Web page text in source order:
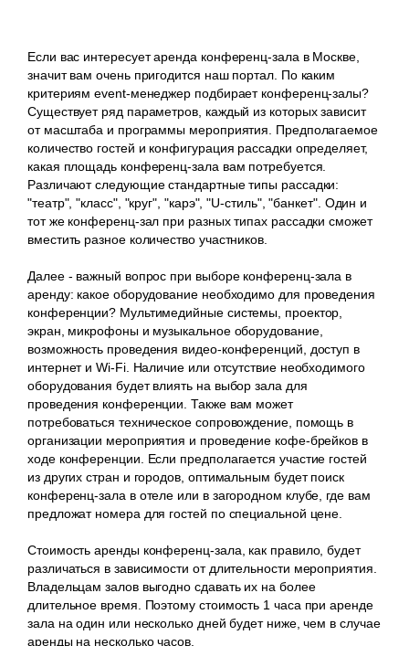
Если вас интересует аренда конференц-зала в Москве,
значит вам очень пригодится наш портал. По каким
критериям event-менеджер подбирает конференц-залы?
Существует ряд параметров, каждый из которых зависит
от масштаба и программы мероприятия. Предполагаемое
количество гостей и конфигурация рассадки определяет,
какая площадь конференц-зала вам потребуется.
Различают следующие стандартные типы рассадки:
"театр", "класс", "круг", "карэ", "U-стиль", "банкет". Один и
тот же конференц-зал при разных типах рассадки сможет
вместить разное количество участников.
Далее - важный вопрос при выборе конференц-зала в
аренду: какое оборудование необходимо для проведения
конференции? Мультимедийные системы, проектор,
экран, микрофоны и музыкальное оборудование,
возможность проведения видео-конференций, доступ в
интернет и Wi-Fi. Наличие или отсутствие необходимого
оборудования будет влиять на выбор зала для
проведения конференции. Также вам может
потребоваться техническое сопровождение, помощь в
организации мероприятия и проведение кофе-брейков в
ходе конференции. Если предполагается участие гостей
из других стран и городов, оптимальным будет поиск
конференц-зала в отеле или в загородном клубе, где вам
предложат номера для гостей по специальной цене.
Стоимость аренды конференц-зала, как правило, будет
различаться в зависимости от длительности мероприятия.
Владельцам залов выгодно сдавать их на более
длительное время. Поэтому стоимость 1 часа при аренде
зала на один или несколько дней будет ниже, чем в случае
аренды на несколько часов.